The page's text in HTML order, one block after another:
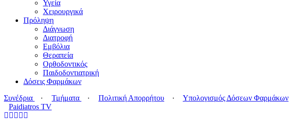
Υγεία
Χειρουργικά
Πρόληψη
Διάγνωση
Διατροφή
Εμβόλια
Θεραπεία
Ορθοδοντικός
Παιδοδοντιατρική
Δόσεις Φαρμάκων
Συνέδρια
· Τμήματα · Πολιτική Απορρήτου ·
Υπολογισμός Δόσεων Φαρμάκων
Paidiatros TV